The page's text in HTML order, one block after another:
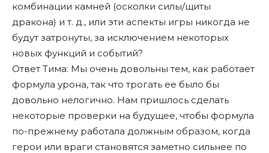
комбинации камней (осколки силы/щиты
дракона) и т. д., или эти аспекты игры никогда не
будут затронуты, за исключением некоторых
новых функций и событий?
Ответ Тима: Мы очень довольны тем, как работает
формула урона, так что трогать ее было бы
довольно нелогично. Нам пришлось сделать
некоторые проверки на будущее, чтобы формула
по-прежнему работала должным образом, когда
герои или враги становятся заметно сильнее по